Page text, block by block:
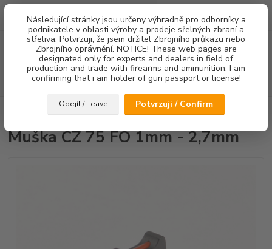
Následující stránky jsou určeny výhradně pro odborníky a
podnikatele v oblasti výroby a prodeje sřelných zbraní a
střeliva. Potvrzuji, že jsem držitel Zbrojního průkazu nebo
Zbrojního oprávnění. NOTICE! These web pages are
designated only for experts and dealers in field of
production and trade with firearms and ammunition. I am
confirming that i am holder of gun passport or license!
Odejít / Leave Potvrzuji / Confirm
Menu
Hledat
za0,00 Kč
Muška CZ 75 FO 1mm - 2,7mm
Muška CZ 75 FO 1mm - 2,7mm